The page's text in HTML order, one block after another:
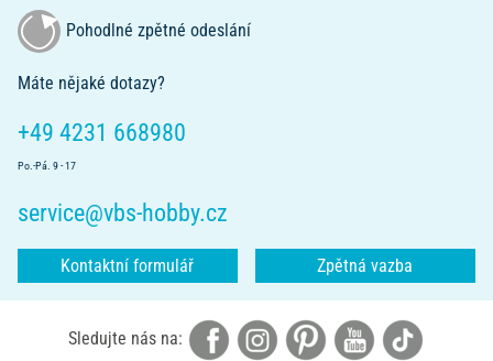
Pohodlné zpětné odeslání
Máte nějaké dotazy?
+49 4231 668980
Po.-Pá. 9 - 17
service@vbs-hobby.cz
Kontaktní formulář Zpětná vazba
Sledujte nás na: